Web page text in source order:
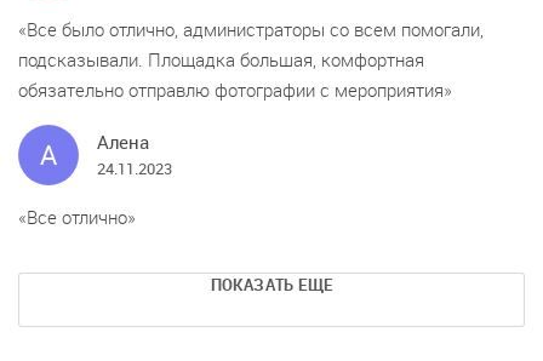
Все было отлично, администраторы со всем помогали,
подсказывали. Площадка большая, комфортная
обязательно отправлю фотографии с мероприятия
А Алена
24.11.2023
Все отлично
ПОКАЗАТЬ ЕЩЕ